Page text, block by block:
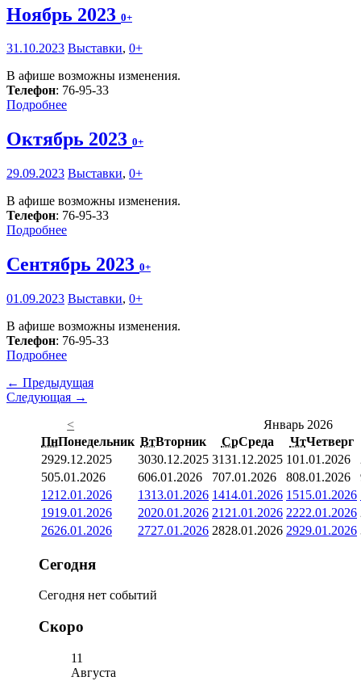
Ноябрь 2023 0+
31.10.2023 Выставки, 0+
В афише возможны изменения.
Телефон: 76-95-33
Подробнее
Октябрь 2023 0+
29.09.2023 Выставки, 0+
В афише возможны изменения.
Телефон: 76-95-33
Подробнее
Сентябрь 2023 0+
01.09.2023 Выставки, 0+
В афише возможны изменения.
Телефон: 76-95-33
Подробнее
← Предыдущая
Следующая →
<
Январь 2026
ПнПонедельник ВтВторник СрСреда ЧтЧетверг
2929.12.2025 3030.12.2025 3131.12.2025 101.01.2026
505.01.2026 606.01.2026 707.01.2026 808.01.2026
1212.01.2026 1313.01.2026 1414.01.2026 1515.01.2026
1919.01.2026 2020.01.2026 21 21.01.2026 2222.01.2026
2626.01.2026 2727.01.2026 2828.01.2026 2929.01.2026
Сегодня
Сегодня нет событий
Скоро
11
Августа